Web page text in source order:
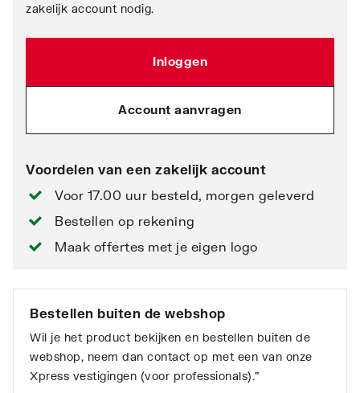
zakelijk account nodig.
Inloggen
Account aanvragen
Voordelen van een zakelijk account
Voor 17.00 uur besteld, morgen geleverd
Bestellen op rekening
Maak offertes met je eigen logo
Bestellen buiten de webshop
Wil je het product bekijken en bestellen buiten de
webshop, neem dan contact op met een van onze
Xpress vestigingen (voor professionals).”